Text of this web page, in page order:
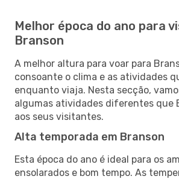
Melhor época do ano para
Branson
A melhor altura para voar para
consoante o clima e as atividades
enquanto viaja. Nesta secção,
algumas atividades diferentes que
aos seus visitantes.
Alta temporada em Branson
Esta época do ano é ideal para os
ensolarados e bom tempo. As